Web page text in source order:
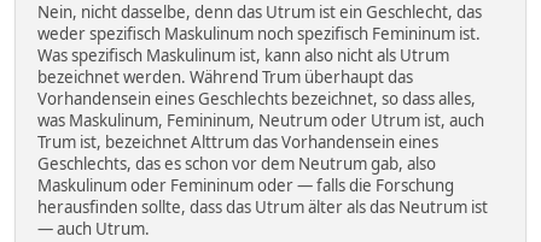
Nein, nicht dasselbe, denn das Utrum ist ein Geschlecht, das
weder spezifisch Maskulinum noch spezifisch Femininum ist.
Was spezifisch Maskulinum ist, kann also nicht als Utrum
bezeichnet werden. Während Trum überhaupt das
Vorhandensein eines Geschlechts bezeichnet, so dass alles,
was Maskulinum, Femininum, Neutrum oder Utrum ist, auch
Trum ist, bezeichnet Alttrum das Vorhandensein eines
Geschlechts, das es schon vor dem Neutrum gab, also
Maskulinum oder Femininum oder — falls die Forschung
herausfinden sollte, dass das Utrum älter als das Neutrum ist
— auch Utrum.